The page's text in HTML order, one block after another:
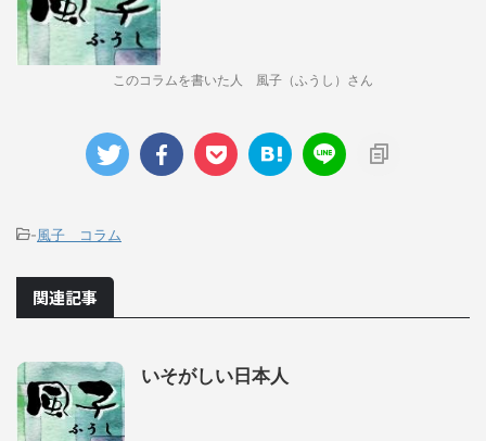
このコラムを書いた人 風子（ふうし）さん
-風子 コラム
関連記事
いそがしい日本人